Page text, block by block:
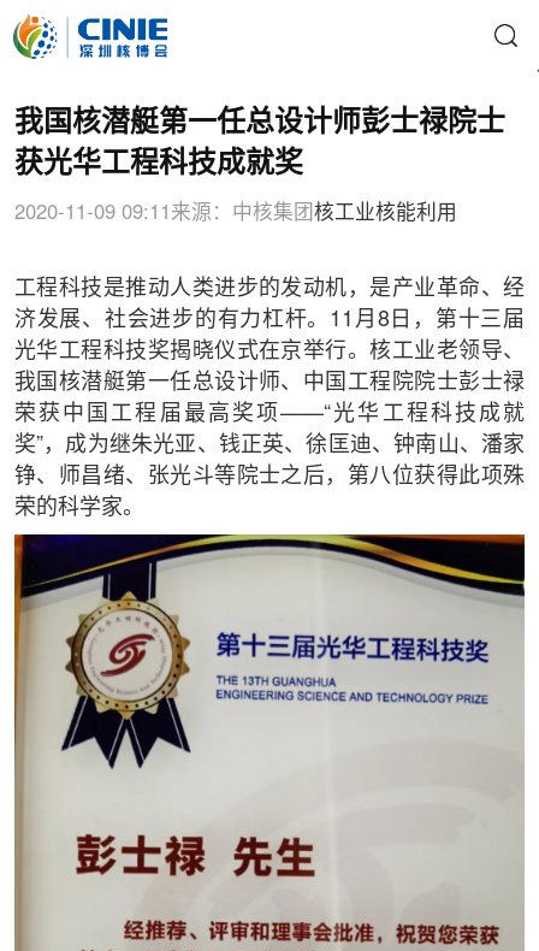
我国核潜艇第一任总设计师彭士禄院士
获光华工程科技成就奖
2020-11-09 09:11 来源：中核集团 核工业核能利用
工程科技是推动人类进步的发动机，是产业革命、经
济发展、社会进步的有力杠杆。11月8日，第十三届
光华工程科技奖揭晓仪式在京举行。核工业老领导、
我国核潜艇第一任总设计师、中国工程院院士彭士禄
荣获中国工程届最高奖项——“光华工程科技成就
奖”，成为继朱光亚、钱正英、徐匡迪、钟南山、潘家
铮、师昌绪、张光斗等院士之后，第八位获得此项殊
荣的科学家。